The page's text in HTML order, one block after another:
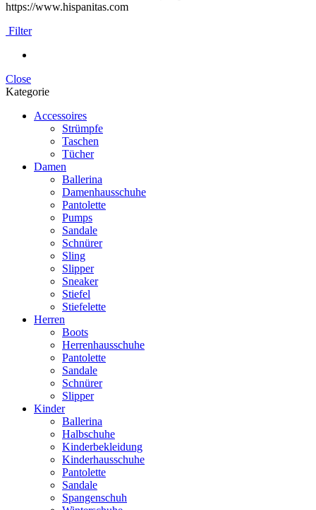
https://www.hispanitas.com
Filter
Close
Kategorie
Accessoires
Strümpfe
Taschen
Tücher
Damen
Ballerina
Damenhausschuhe
Pantolette
Pumps
Sandale
Schnürer
Sling
Slipper
Sneaker
Stiefel
Stiefelette
Herren
Boots
Herrenhausschuhe
Pantolette
Sandale
Schnürer
Slipper
Kinder
Ballerina
Halbschuhe
Kinderbekleidung
Kinderhausschuhe
Pantolette
Sandale
Spangenschuh